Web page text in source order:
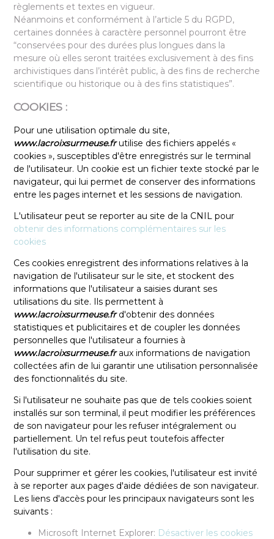
règlements et textes en vigueur.
Néanmoins et conformément à l’article 5 du RGPD,
certaines données à caractère personnel pourront être
“conservées pour des durées plus longues dans la
mesure où elles seront traitées exclusivement à des fins
archivistiques dans l’intérêt public, à des fins de recherche
scientifique ou historique ou à des fins statistiques”.
COOKIES :
Pour une utilisation optimale du site,
www.lacroixsurmeuse.frutilise des fichiers appelés «
cookies », susceptibles d'être enregistrés sur le terminal
de l'utilisateur. Un cookie est un fichier texte stocké par le
navigateur, qui lui permet de conserver des informations
entre les pages internet et les sessions de navigation.
L'utilisateur peut se reporter au site de la CNIL pour
obtenir des informations complémentaires sur les
cookies
Ces cookies enregistrent des informations relatives à la
navigation de l'utilisateur sur le site, et stockent des
informations que l'utilisateur a saisies durant ses
utilisations du site. Ils permettent à
www.lacroixsurmeuse.frd'obtenir des données
statistiques et publicitaires et de coupler les données
personnelles que l'utilisateur a fournies à
www.lacroixsurmeuse.fraux informations de navigation
collectées afin de lui garantir une utilisation personnalisée
des fonctionnalités du site.
Si l'utilisateur ne souhaite pas que de tels cookies soient
installés sur son terminal, il peut modifier les préférences
de son navigateur pour les refuser intégralement ou
partiellement. Un tel refus peut toutefois affecter
l'utilisation du site.
Pour supprimer et gérer les cookies, l'utilisateur est invité
à se reporter aux pages d'aide dédiées de son navigateur.
Les liens d'accès pour les principaux navigateurs sont les
suivants :
Microsoft Internet Explorer: Désactiver les cookies